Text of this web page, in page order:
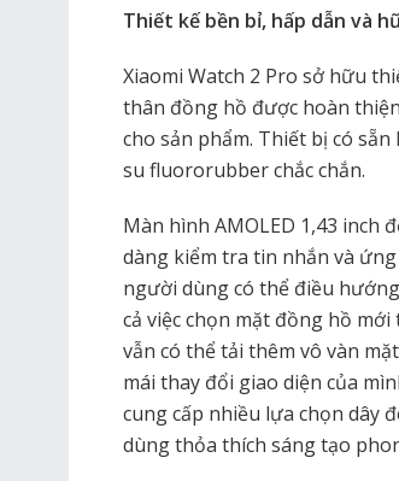
Thiết kế bền bỉ, hấp dẫn và
Xiaomi Watch 2 Pro sở hữu
thân đồng hồ được hoàn
cho sản phẩm. Thiết bị có
su fluororubber chắc chắn.
Màn hình AMOLED 1,43 inch
dàng kiểm tra tin nhắn và
người dùng có thể điều
cả việc chọn mặt đồng hồ
vẫn có thể tải thêm vô vàn
mái thay đổi giao diện của
cung cấp nhiều lựa chọn dây
dùng thỏa thích sáng tạo